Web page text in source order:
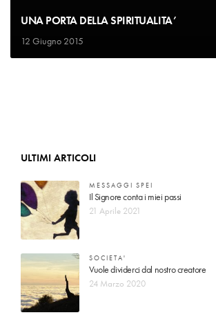
UNA PORTA DELLA SPIRITUALITA’
12 Giugno 2015
ULTIMI ARTICOLI
MESSAGGI SPEI
Il Signore conta i miei passi
21 Aprile 2021
SOCIETA'
Vuole dividerci dal nostro creatore
24 Marzo 2020